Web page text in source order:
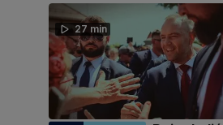
27 min